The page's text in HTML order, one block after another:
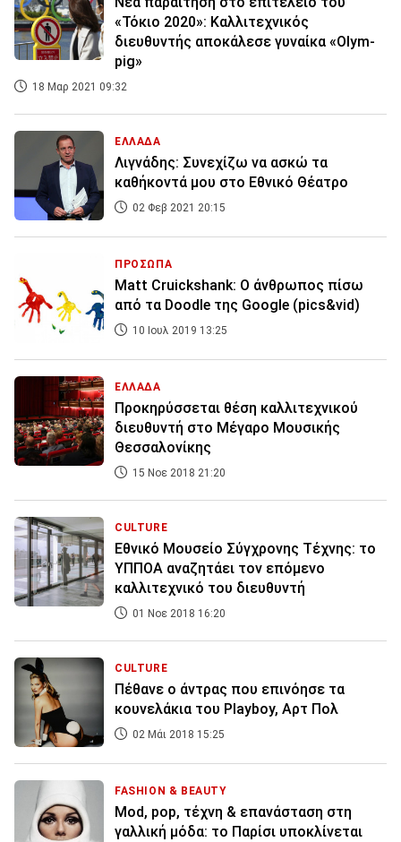
«Τόκιο 2020»: Καλλιτεχνικός
διευθυντής αποκάλεσε γυναίκα «Olym-
pig»
18 Μαρ 2021 09:32
ΕΛΛΑΔΑ
Λιγνάδης: Συνεχίζω να ασκώ τα
καθήκοντά μου στο Εθνικό Θέατρο
02 Φεβ 2021 20:15
ΠΡΟΣΩΠΑ
Matt Cruickshank: Ο άνθρωπος πίσω
από τα Doodle της Google (pics&vid)
10 Ιουλ 2019 13:25
ΕΛΛΑΔΑ
Προκηρύσσεται θέση καλλιτεχνικού
διευθυντή στο Μέγαρο Μουσικής
Θεσσαλονίκης
15 Νοε 2018 21:20
CULTURE
Εθνικό Μουσείο Σύγχρονης Τέχνης: το
ΥΠΠΟΑ αναζητάει τον επόμενο
καλλιτεχνικό του διευθυντή
01 Νοε 2018 16:20
CULTURE
Πέθανε ο άντρας που επινόησε τα
κουνελάκια του Playboy, Αρτ Πολ
02 Μάι 2018 15:25
FASHION & BEAUTY
Mod, pop, τέχνη & επανάσταση στη
γαλλική μόδα: το Παρίσι υποκλίνεται